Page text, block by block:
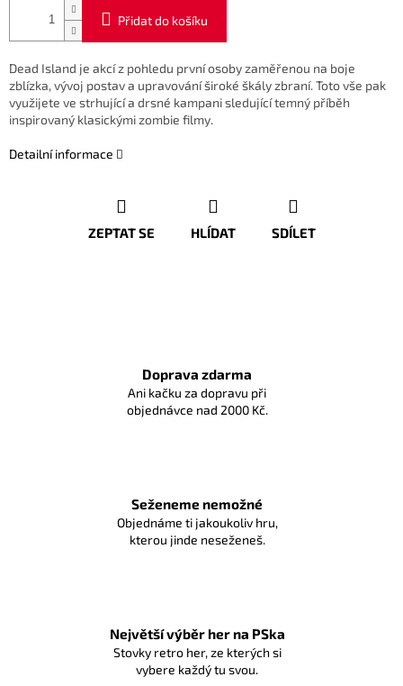
Přidat do košíku
Dead Island je akcí z pohledu první osoby zaměřenou na boje
zblízka, vývoj postav a upravování široké škály zbraní. Toto vše pak
využijete ve strhující a drsné kampani sledující temný příběh
inspirovaný klasickými zombie filmy.
Detailní informace
ZEPTAT SE HLÍDAT SDÍLET
Doprava zdarma
Ani kačku za dopravu při
objednávce nad 2000 Kč.
Seženeme nemožné
Objednáme ti jakoukoliv hru,
kterou jinde neseženeš.
Největší výběr her na PSka
Stovky retro her, ze kterých si
vybere každý tu svou.